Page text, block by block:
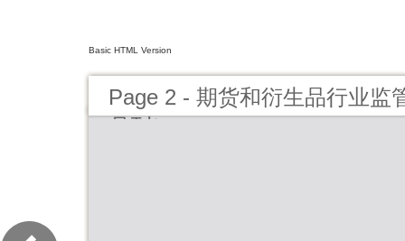
Basic HTML Version
Page 2 - 期货和衍生品行业监
月刊）